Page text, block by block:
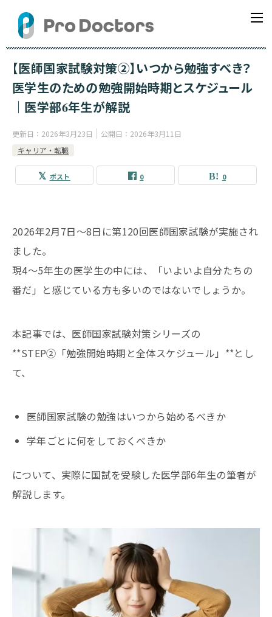
【医師国家試験対策②】いつから勉強すべき？
医学生のための勉強開始時期とスケジュール
｜医学部6年生が解説
更新日： 2026年3月23日 公開日： 2026年3月11日
キャリア・転職
ポスト 0 0
2026年2月7日〜8日に第120回医師国家試験が実施され
ました。
現4〜5年生の医学生の中には、「いよいよ自分たちの
番だ」と感じている方も多いのではないでしょうか。
本記事では、医師国家試験対策シリーズの
**STEP②「勉強開始時期と全体スケジュール」**とし
て、
医師国家試験の勉強はいつから始めるべきか
学年ごとに何をしておくべきか
について、実際に国試を受験した医学部6年生の筆者が
解説します。